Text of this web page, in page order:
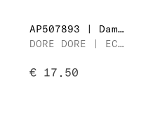
AP507893 | Dames Enkelsok
DORE DORE | ECRITE DD
€ 17.50